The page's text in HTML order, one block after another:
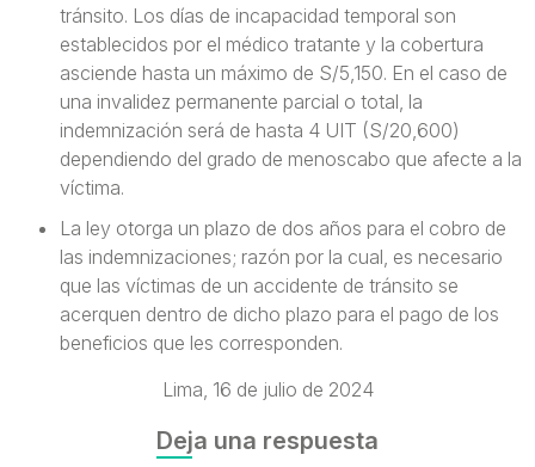
tránsito. Los días de incapacidad temporal son
establecidos por el médico tratante y la cobertura
asciende hasta un máximo de S/5,150. En el caso de
una invalidez permanente parcial o total, la
indemnización será de hasta 4 UIT (S/20,600)
dependiendo del grado de menoscabo que afecte a la
víctima.
La ley otorga un plazo de dos años para el cobro de
las indemnizaciones; razón por la cual, es necesario
que las víctimas de un accidente de tránsito se
acerquen dentro de dicho plazo para el pago de los
beneficios que les corresponden.
Lima, 16 de julio de 2024
Deja una respuesta